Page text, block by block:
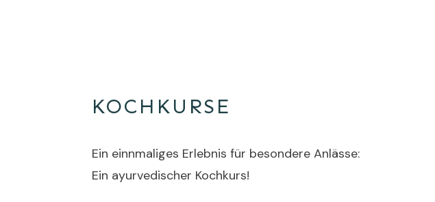
KOCHKURSE
Ein einnmaliges Erlebnis für besondere Anlässe:
Ein ayurvedischer Kochkurs!